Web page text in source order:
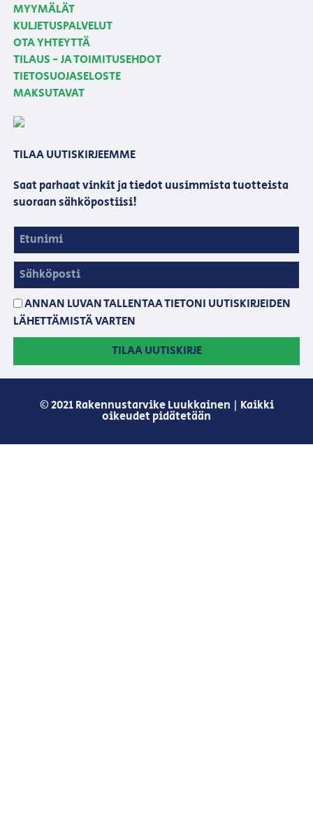
MYYMÄLÄT
KULJETUSPALVELUT
OTA YHTEYTTÄ
TILAUS - JA TOIMITUSEHDOT
TIETOSUOJASELOSTE
MAKSUTAVAT
TILAA UUTISKIRJEEMME
Saat parhaat vinkit ja tiedot uusimmista tuotteista
suoraan sähköpostiisi!
ANNAN LUVAN TALLENTAA TIETONI UUTISKIRJEIDEN
LÄHETTÄMISTÄ VARTEN
TILAA UUTISKIRJE
© 2021 Rakennustarvike Luukkainen | Kaikki
oikeudet pidätetään